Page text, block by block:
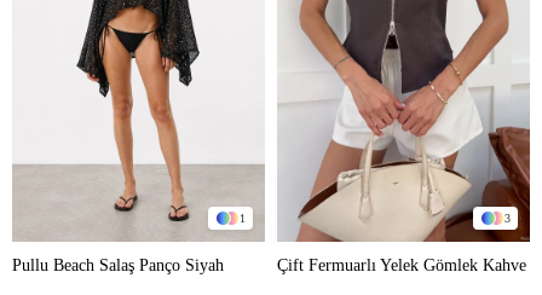
1
Pullu Beach Salaş Panço Siyah
3
Çift Fermuarlı Yelek Gömlek Kahve